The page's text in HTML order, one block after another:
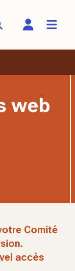
web
Comité
accès